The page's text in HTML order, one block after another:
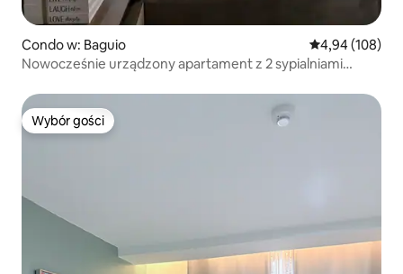
Condo w: Baguio Średnia
4,94 (108)
Nowocześnie urządzony apartament z 2 sypialniami
Wybór gości
Wybór gości